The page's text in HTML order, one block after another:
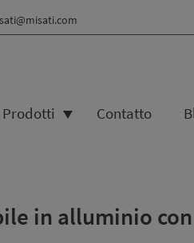
Prodotti Contatto
in alluminio